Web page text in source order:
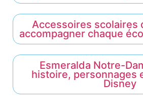
Accessoires scolaires
accompagner chaque
Esmeralda Notre-
histoire, personnages
Disney